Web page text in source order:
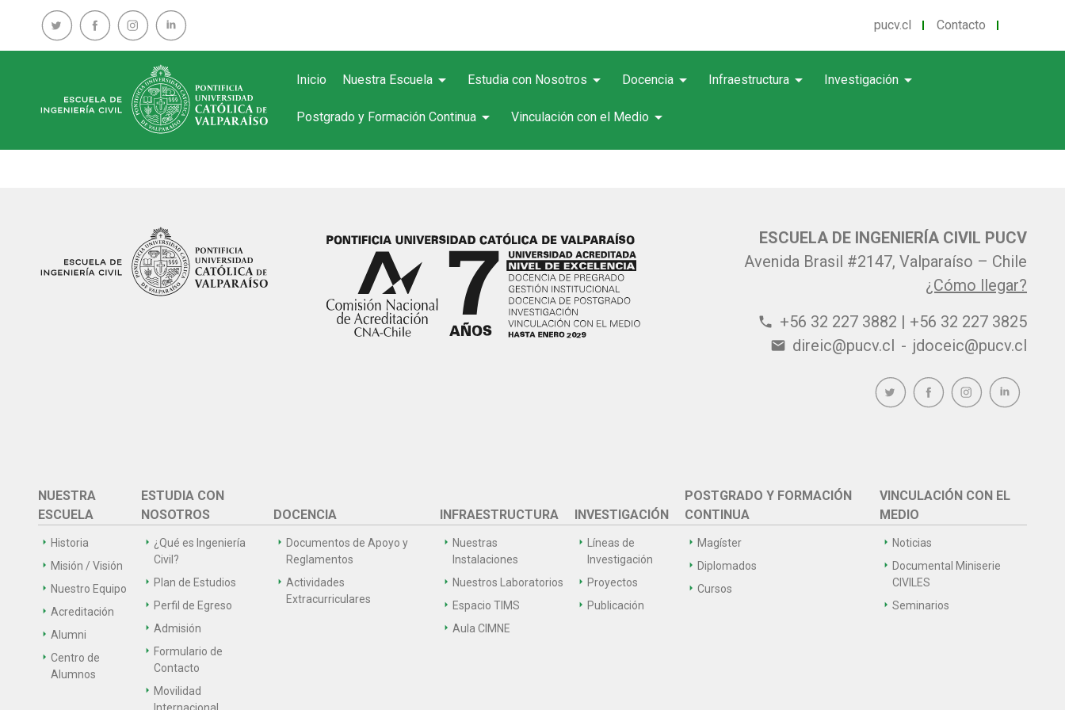
pucv.cl Contacto
Inicio Nuestra Escuela arrow_drop_down Estudia con Nosotros arrow_drop_down Docencia arrow_drop_down Infraestructura arrow_drop_down Investigación arrow_drop_down
Postgrado y Formación Continua arrow_drop_down Vinculación con el Medio arrow_drop_down
ESCUELA DE INGENIERÍA CIVIL PUCV
Avenida Brasil #2147, Valparaíso – Chile
¿Cómo llegar?
phone +56 32 227 3882 | +56 32 227 3825
email direic@pucv.cl - jdoceic@pucv.cl
NUESTRA
ESCUELA
Historia
Misión / Visión
Nuestro Equipo
Acreditación
Alumni
Centro de
Alumnos
ESTUDIA CON
NOSOTROS
¿Qué es Ingeniería
Civil?
Plan de Estudios
Perfil de Egreso
Admisión
Formulario de
Contacto
Movilidad
DOCENCIA
Documentos de Apoyo y
Reglamentos
Actividades
Extracurriculares
INFRAESTRUCTURA
Nuestras
Instalaciones
Nuestros Laboratorios
Espacio TIMS
Aula CIMNE
INVESTIGACIÓN
Líneas de
Investigación
Proyectos
Publicación
POSTGRADO Y FORMACIÓN
CONTINUA
Magíster
Diplomados
Cursos
VINCULACIÓN CON EL
MEDIO
Noticias
Documental Miniserie
CIVILES
Seminarios